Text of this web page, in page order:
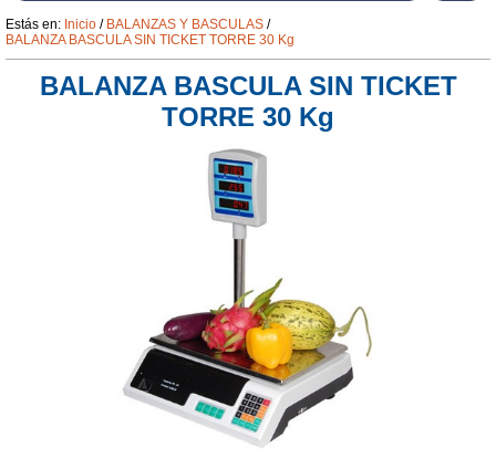
Estás en: Inicio / BALANZAS Y BASCULAS /
BALANZA BASCULA SIN TICKET TORRE 30 Kg
BALANZA BASCULA SIN TICKET
TORRE 30 Kg